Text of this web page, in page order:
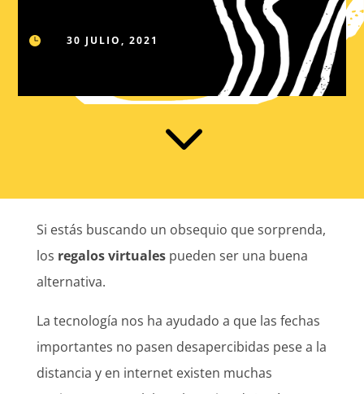
 30 JULIO, 2021
3
Si estás buscando un obsequio que sorprenda,
los regalos virtuales pueden ser una buena
alternativa.
La tecnología nos ha ayudado a que las fechas
importantes no pasen desapercibidas pese a la
distancia y en internet existen muchas